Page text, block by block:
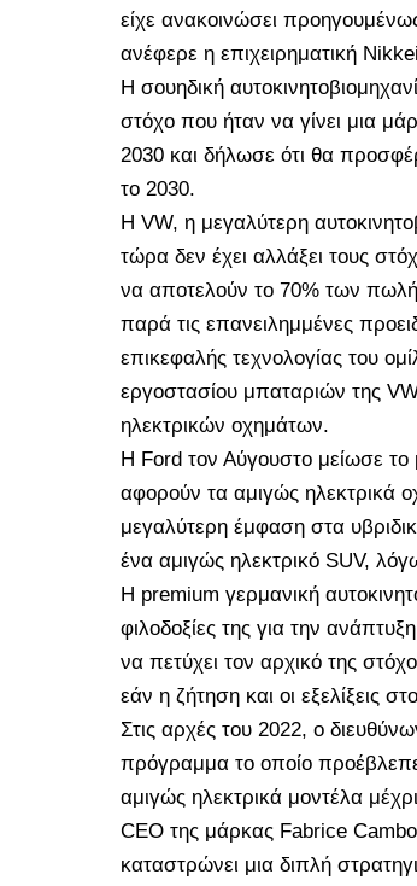
είχε ανακοινώσει
ανέφερε η επιχειρηματική
Η σουηδική
στόχο που ήταν να γίνει μια
2030 και δήλωσε ότι θα
το 2030.
Η VW, η μεγαλύτερη
τώρα δεν έχει αλλάξει τους
να αποτελούν το 70% των
παρά τις επανειλημμένες
επικεφαλής τεχνολογίας του
εργοστασίου μπαταριών της
ηλεκτρικών οχημάτων.
Η Ford τον Αύγουστο μείωσε
αφορούν τα αμιγώς ηλεκτρικά
μεγαλύτερη έμφαση στα
ένα αμιγώς ηλεκτρικό SUV,
Η premium γερμανική
φιλοδοξίες της για την
να πετύχει τον αρχικό της
εάν η ζήτηση και οι εξελίξεις
Στις αρχές του 2022, ο
πρόγραμμα το οποίο
αμιγώς ηλεκτρικά μοντέλα
CEO της μάρκας Fabrice
καταστρώνει μια διπλή